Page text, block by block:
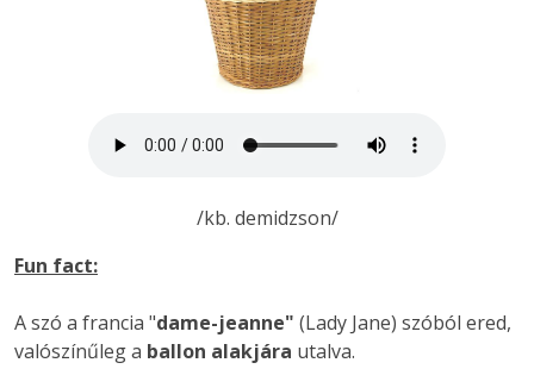
/kb. demidzson/
Fun fact:
A szó a francia "dame-jeanne" (Lady Jane) szóból ered,
valószínűleg a ballon alakjára utalva.